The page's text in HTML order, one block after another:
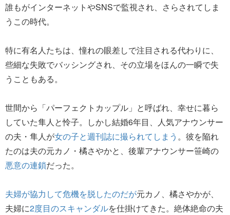
誰もがインターネットやSNSで監視され、さらされてしま
うこの時代。
特に有名人たちは、憧れの眼差しで注目される代わりに、
些細な失敗でバッシングされ、その立場をほんの一瞬で失
うこともある。
世間から「パーフェクトカップル」と呼ばれ、幸せに暮ら
していた隼人と怜子。しかし結婚6年目、人気アナウンサー
の夫・隼人が女の子と週刊誌に撮られてしまう 。彼を陥れ
たのは夫の元カノ・橘さやかと、後輩アナウンサー笹崎の
悪意の連鎖だった。
夫婦が協力して危機を脱したのだが元カノ、橘さやかが、
夫婦に2度目のスキャンダルを仕掛けてきた。絶体絶命の夫